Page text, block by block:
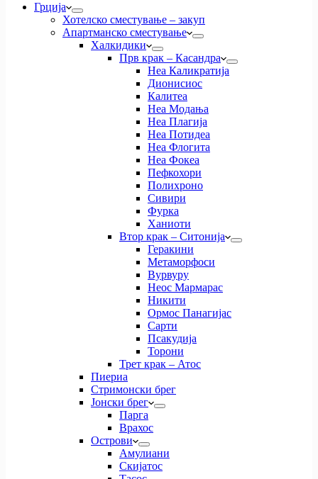
Грција
Хотелско сместување – закуп
Апартманско сместување
Халкидики
Прв крак – Касандра
Неа Каликратија
Дионисиос
Калитеа
Неа Модања
Неа Плагија
Неа Потидеа
Неа Флогита
Неа Фокеа
Пефкохори
Полихроно
Сивири
Фурка
Ханиоти
Втор крак – Ситонија
Геракини
Метаморфоси
Вурвуру
Неос Мармарас
Никити
Ормос Панагијас
Сарти
Псакудија
Торони
Трет крак – Атос
Пиериа
Стримонски брег
Јонски брег
Парга
Врахос
Острови
Амулиани
Скијатос